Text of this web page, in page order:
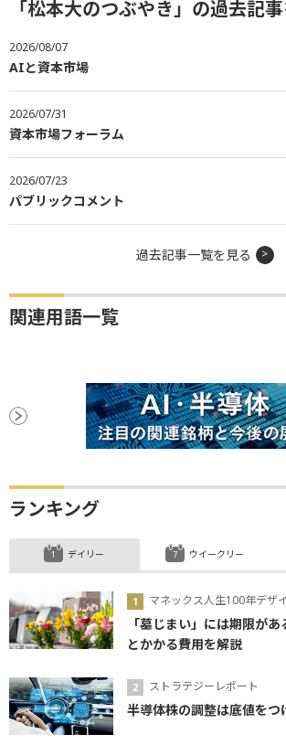
「松本大のつぶやき」の過去記
2026/08/07
AIと資本市場
2026/07/31
資本市場フォーラム
2026/07/23
パブリックコメント
過去記事一覧を見る
関連用語一覧
ランキング
デイリー
マネックス人生100年デザ
「墓じまい」には期限が
とかかる費用を解説
ストラテジーレポート
半導体株の調整は底値をつ
ウイークリー